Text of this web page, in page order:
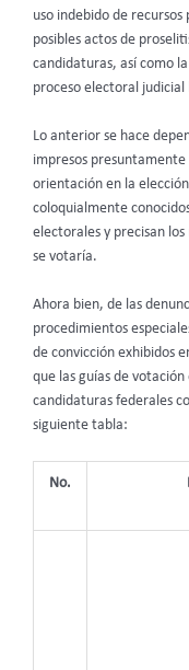
uso indebido de recursos
posibles actos de
candidaturas, así como
proceso electoral judicial
Lo anterior se hace
impresos
orientación en la
coloquialmente
electorales y precisan
se votaría.
Ahora bien, de las
procedimientos
de convicción exhibidos
que las guías de
candidaturas federales
siguiente tabla:
No.